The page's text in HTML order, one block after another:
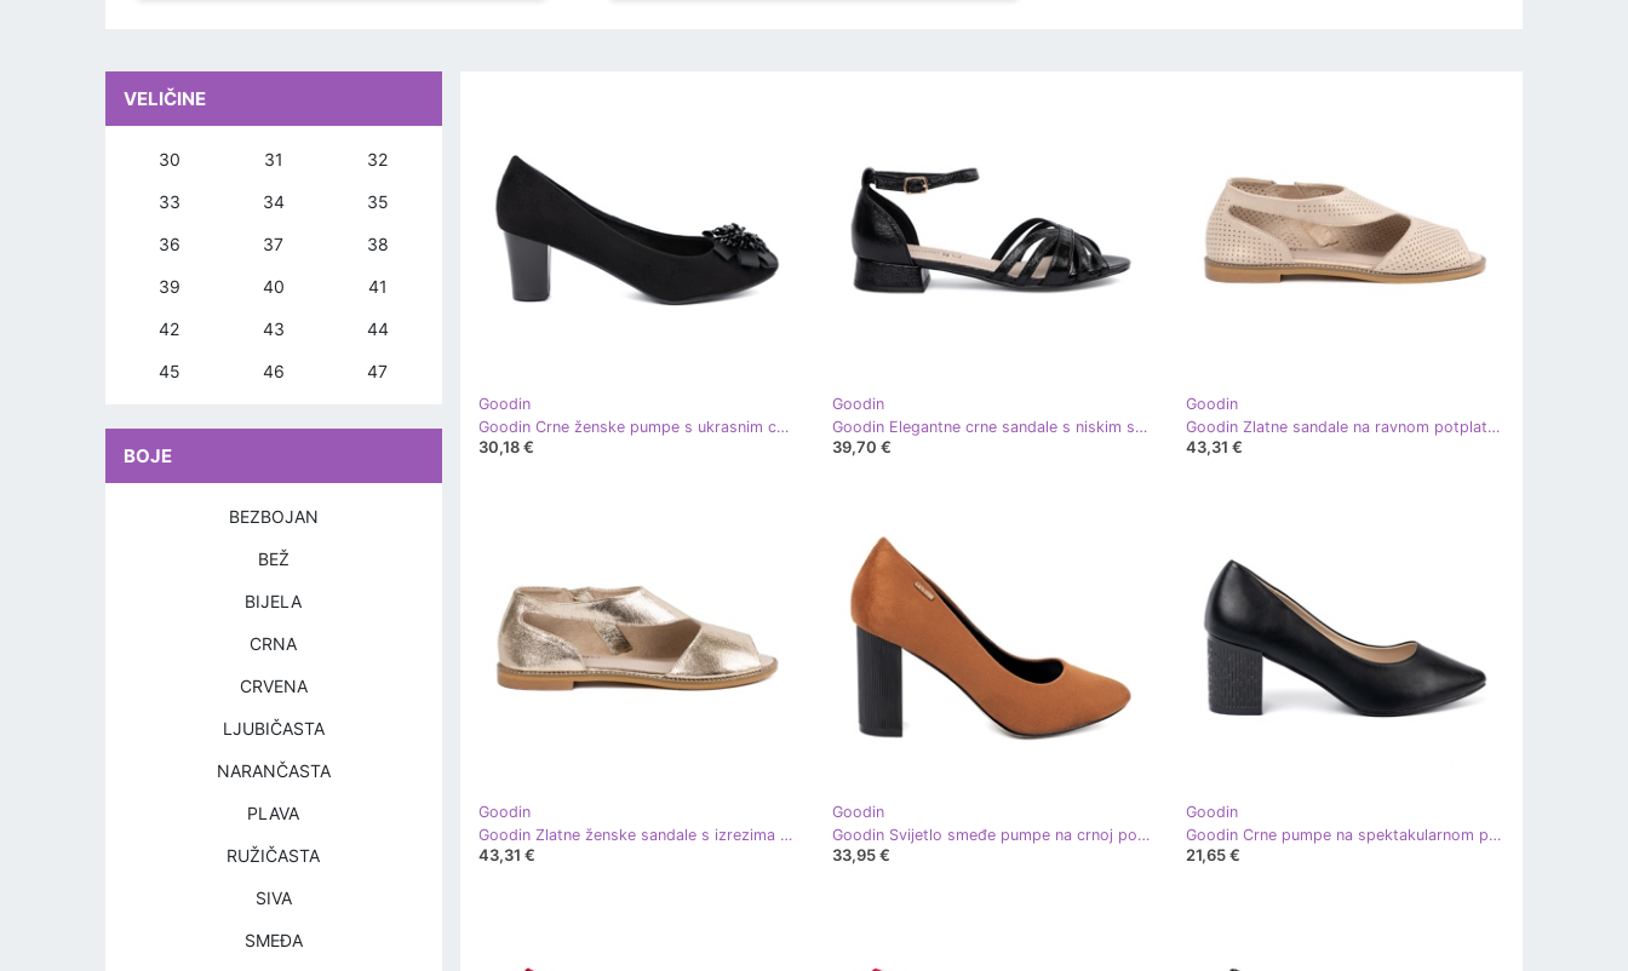
Goodin
Goodin Crne ženske pumpe s ukrasnim cvijetom crna
30,18 €
Goodin
Goodin Elegantne crne sandale s niskim sjedom crna
39,70 €
Goodin
Goodin Zlatne sandale na ravnom potplatu zlatni
43,31 €
Goodin
Goodin Zlatne ženske sandale s izrezima zlatni
43,31 €
Goodin
Goodin Svijetlo smeđe pumpe na crnoj posta
33,95 €
Goodin
Goodin Crne pumpe na spektakularnom postu crna
21,65 €
VELIČINE
30 31 32
33 34 35
36 37 38
39 40 41
42 43 44
45 46 47
BOJE
BEZBOJAN
BEŽ
BIJELA
CRNA
CRVENA
LJUBIČASTA
NARANČASTA
PLAVA
RUŽIČASTA
SIVA
SMEĐA